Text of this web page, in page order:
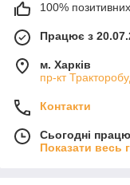
100% позитивних
Працює з
м. Харків
пр-кт
Контакти
Сьогодні
Показати весь